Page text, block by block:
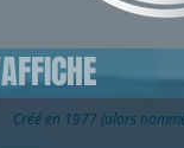
Créé en 1977 (alors